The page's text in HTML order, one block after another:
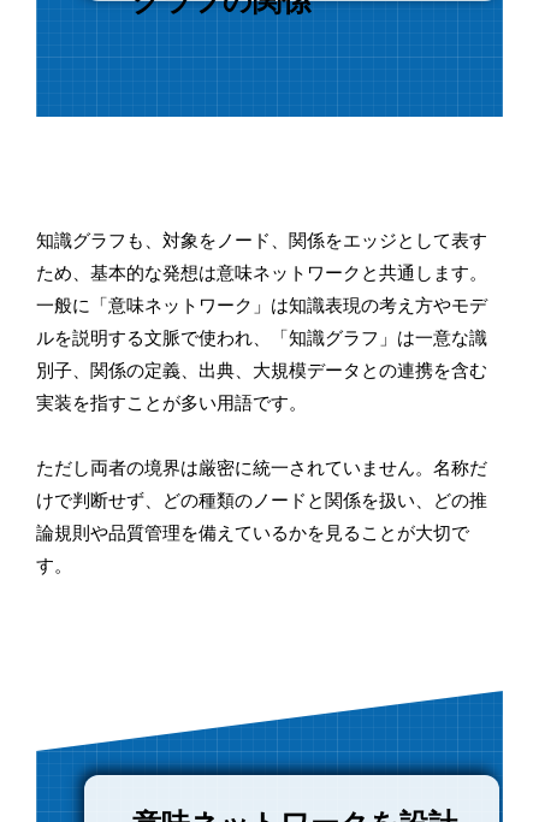
知識グラフも、対象をノード、関係をエッジとして表す
ため、基本的な発想は意味ネットワークと共通します。
一般に「意味ネットワーク」は知識表現の考え方やモデ
ルを説明する文脈で使われ、「知識グラフ」は一意な識
別子、関係の定義、出典、大規模データとの連携を含む
実装を指すことが多い用語です。
ただし両者の境界は厳密に統一されていません。名称だ
けで判断せず、どの種類のノードと関係を扱い、どの推
論規則や品質管理を備えているかを見ることが大切で
す。